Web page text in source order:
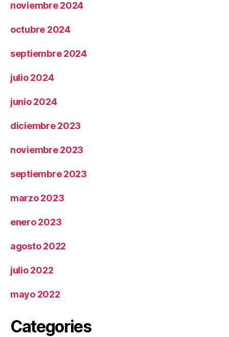
noviembre 2024
octubre 2024
septiembre 2024
julio 2024
junio 2024
diciembre 2023
noviembre 2023
septiembre 2023
marzo 2023
enero 2023
agosto 2022
julio 2022
mayo 2022
Categories